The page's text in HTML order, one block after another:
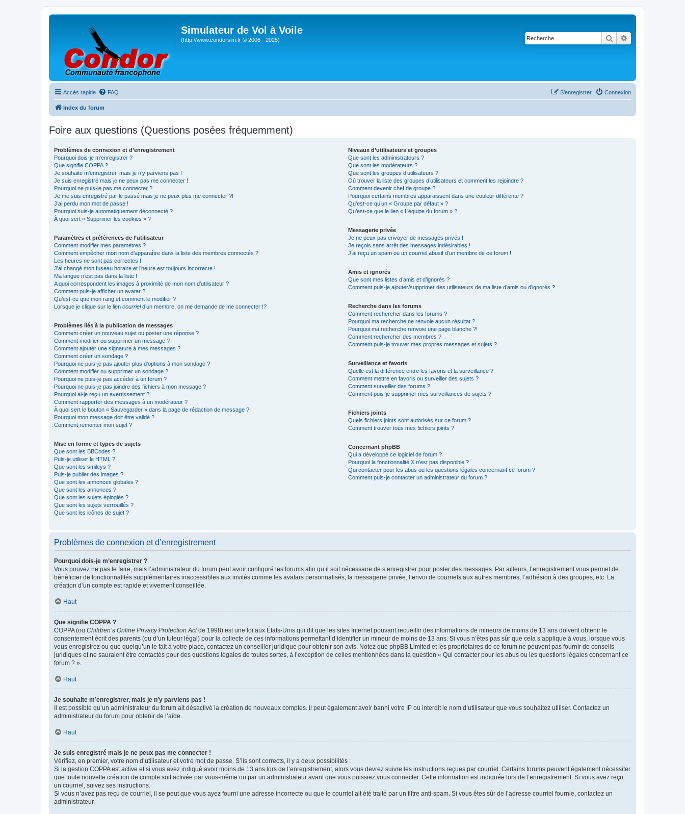
Simulateur de Vol à Voile
(http://www.condorsim.fr © 2006 - 2025) Rechercher
Accès rapide FAQ Connexion
S’enregistrer
Index du forum
Foire aux questions (Questions posées fréquemment)
Problèmes de connexion et d’enregistrement
Pourquoi dois-je m’enregistrer ?
Que signifie COPPA ?
Je souhaite m’enregistrer, mais je n’y parviens pas !
Je suis enregistré mais je ne peux pas me connecter !
Pourquoi ne puis-je pas me connecter ?
Je me suis enregistré par le passé mais je ne peux plus me connecter ?!
J’ai perdu mon mot de passe !
Pourquoi suis-je automatiquement déconnecté ?
À quoi sert « Supprimer les cookies » ?
Paramètres et préférences de l’utilisateur
Comment modifier mes paramètres ?
Comment empêcher mon nom d’apparaître dans la liste des membres connectés ?
Les heures ne sont pas correctes !
J’ai changé mon fuseau horaire et l’heure est toujours incorrecte !
Ma langue n’est pas dans la liste !
A quoi correspondent les images à proximité de mon nom d’utilisateur ?
Comment puis-je afficher un avatar ?
Qu’est-ce que mon rang et comment le modifier ?
Lorsque je clique sur le lien courrield’un membre, on me demande de me connecter !?
Problèmes liés à la publication de messages
Comment créer un nouveau sujet ou poster une réponse ?
Comment modifier ou supprimer un message ?
Comment ajouter une signature à mes messages ?
Comment créer un sondage ?
Pourquoi ne puis-je pas ajouter plus d’options à mon sondage ?
Comment modifier ou supprimer un sondage ?
Pourquoi ne puis-je pas accéder à un forum ?
Pourquoi ne puis-je pas joindre des fichiers à mon message ?
Pourquoi ai-je reçu un avertissement ?
Comment rapporter des messages à un modérateur ?
À quoi sert le bouton « Sauvegarder » dans la page de rédaction de message ?
Pourquoi mon message doit être validé ?
Comment remonter mon sujet ?
Mise en forme et types de sujets
Que sont les BBCodes ?
Puis-je utiliser le HTML ?
Que sont les smileys ?
Puis-je publier des images ?
Que sont les annonces globales ?
Que sont les annonces ?
Que sont les sujets épinglés ?
Que sont les sujets verrouillés ?
Que sont les icônes de sujet ?
Niveaux d’utilisateurs et groupes
Que sont les administrateurs ?
Que sont les modérateurs ?
Que sont les groupes d’utilisateurs ?
Où trouver la liste des groupes d’utilisateurs et comment les rejoindre ?
Comment devenir chef de groupe ?
Pourquoi certains membres apparaissent dans une couleur différente ?
Qu’est-ce qu’un « Groupe par défaut » ?
Qu’est-ce que le lien « L’équipe du forum » ?
Messagerie privée
Je ne peux pas envoyer de messages privés !
Je reçois sans arrêt des messages indésirables !
J’ai reçu un spam ou un courriel abusif d’un membre de ce forum !
Amis et ignorés
Que sont mes listes d’amis et d’ignorés ?
Comment puis-je ajouter/supprimer des utilisateurs de ma liste d’amis ou d’ignorés ?
Recherche dans les forums
Comment rechercher dans les forums ?
Pourquoi ma recherche ne renvoie aucun résultat ?
Pourquoi ma recherche renvoie une page blanche ?!
Comment rechercher des membres ?
Comment puis-je trouver mes propres messages et sujets ?
Surveillance et favoris
Quelle est la différence entre les favoris et la surveillance ?
Comment mettre en favoris ou surveiller des sujets ?
Comment surveiller des forums ?
Comment puis-je supprimer mes surveillances de sujets ?
Fichiers joints
Quels fichiers joints sont autorisés sur ce forum ?
Comment trouver tous mes fichiers joints ?
Concernant phpBB
Qui a développé ce logiciel de forum ?
Pourquoi la fonctionnalité X n’est pas disponible ?
Qui contacter pour les abus ou les questions légales concernant ce forum ?
Comment puis-je contacter un administrateur du forum ?
Problèmes de connexion et d’enregistrement
Pourquoi dois-je m’enregistrer ?
Vous pouvez ne pas le faire, mais l’administrateur du forum peut avoir configuré les forums afin qu’il soit nécessaire de s’enregistrer pour poster des messages. Par ailleurs, l’enregistrement vous permet de
bénéficier de fonctionnalités supplémentaires inaccessibles aux invités comme les avatars personnalisés, la messagerie privée, l’envoi de courriels aux autres membres, l’adhésion à des groupes, etc. La
création d’un compte est rapide et vivement conseillée.
Haut
Que signifie COPPA ?
COPPA (ou Children’s Online Privacy Protection Actde 1998) est une loi aux États-Unis qui dit que les sites Internet pouvant recueillir des informations de mineurs de moins de 13 ans doivent obtenir le
consentement écrit des parents (ou d’un tuteur légal) pour la collecte de ces informations permettant d’identifier un mineur de moins de 13 ans. Si vous n’êtes pas sûr que cela s’applique à vous, lorsque vous
vous enregistrez ou que quelqu’un le fait à votre place, contactez un conseiller juridique pour obtenir son avis. Notez que phpBB Limited et les propriétaires de ce forum ne peuvent pas fournir de conseils
juridiques et ne sauraient être contactés pour des questions légales de toutes sortes, à l’exception de celles mentionnées dans la question « Qui contacter pour les abus ou les questions légales concernant ce
forum ? ».
Haut
Je souhaite m’enregistrer, mais je n’y parviens pas !
Il est possible qu’un administrateur du forum ait désactivé la création de nouveaux comptes. Il peut également avoir banni votre IP ou interdit le nom d’utilisateur que vous souhaitez utiliser. Contactez un
administrateur du forum pour obtenir de l’aide.
Haut
Je suis enregistré mais je ne peux pas me connecter !
Vérifiez, en premier, votre nom d’utilisateur et votre mot de passe. S’ils sont corrects, il y a deux possibilités :
Si la gestion COPPA est active et si vous avez indiqué avoir moins de 13 ans lors de l’enregistrement, alors vous devrez suivre les instructions reçues par courriel. Certains forums peuvent également nécessiter
que toute nouvelle création de compte soit activée par vous-même ou par un administrateur avant que vous puissiez vous connecter. Cette information est indiquée lors de l’enregistrement. Si vous avez reçu
un courriel, suivez ses instructions.
Si vous n’avez pas reçu de courriel, il se peut que vous ayez fourni une adresse incorrecte ou que le courriel ait été traité par un filtre anti-spam. Si vous êtes sûr de l’adresse courriel fournie, contactez un
administrateur.